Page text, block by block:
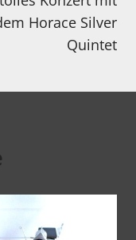
Horace Silver
Quintet